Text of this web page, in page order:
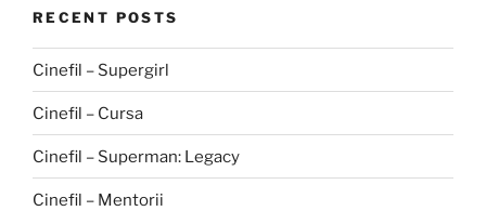
RECENT POSTS
Cinefil – Supergirl
Cinefil – Cursa
Cinefil – Superman: Legacy
Cinefil – Mentorii